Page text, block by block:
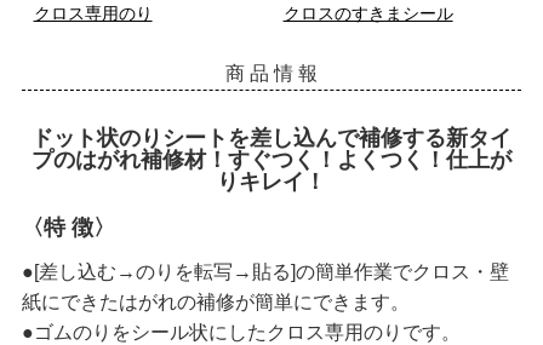
クロス専用のり クロスのすきまシール
商 品 情 報
ドット状のりシートを差し込んで補修する新タイ
プのはがれ補修材！すぐつく！よくつく！仕上が
りキレイ！
〈特 徴〉
●[差し込む→のりを転写→貼る]の簡単作業でクロス・壁
紙にできたはがれの補修が簡単にできます。
●ゴムのりをシール状にしたクロス専用のりです。